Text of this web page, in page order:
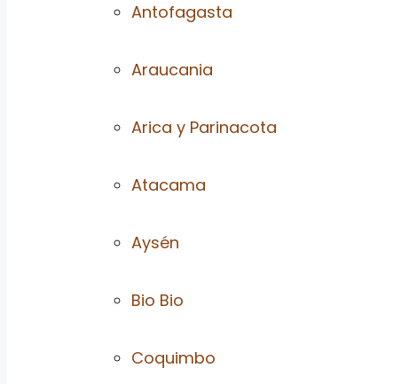
Antofagasta
Araucania
Arica y Parinacota
Atacama
Aysén
Bio Bio
Coquimbo